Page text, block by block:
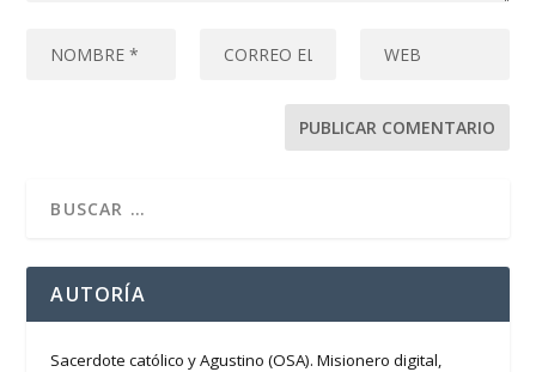
AUTORÍA
Sacerdote católico y Agustino (OSA). Misionero digital,